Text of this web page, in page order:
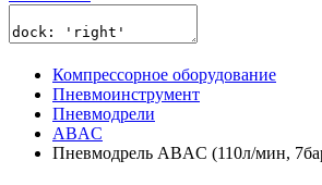
Компрессорное оборудование
Пневмоинструмент
Пневмодрели
ABAC
Пневмодрель ABAC (110л/мин,